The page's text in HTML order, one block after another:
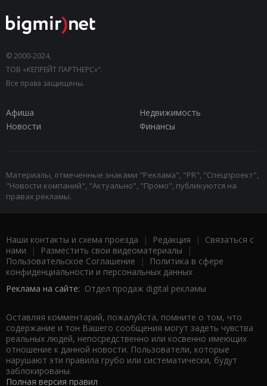
© 2000-2024,
ТОВ «КЕПРЕЙТ ПАРТНЕРС»".
Все права защищены.
Афиша
Недвижимость
Новости
Финансы
Материалы, отмеченные знаками "Реклама", "PR", "Спецпроект",
"Новости компаний", "Актуально", "Промо", публикуются на
правах рекламы.
Наши контакты и схема проезда | Редакция | Связаться с
нами | Разместить свои видеоматериалы |
Пользовательское Соглашение |
Политика в сфере
конфиденциальности и персональных данных
Реклама на сайте: Отдел продаж digital рекламы
Оставляя комментарий, пожалуйста, помните о том, что
содержание и тон Вашего сообщения могут задеть чувства
реальных людей, непосредственно или косвенно имеющих
отношение к данной новости. Пользователи, которые
нарушают эти правила грубо или систематически, будут
заблокированы.
Полная версия правил